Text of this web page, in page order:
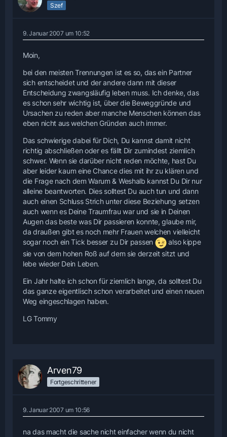
Szef
9. Januar 2007 um 10:52
Moin,
bei den meisten Trennungen ist es so, das ein Partner
sich entscheidet und der andere dann mit dieser
Entscheidung zwangsläufig leben muss. Ich denke, das
es schon sehr wichtig ist, über die Beweggründe und
Ursachen zu reden aber manche Menschen können das
eben nicht aus welchen Gründen auch immer.
Das schwierige dabei für Dich, Du kannst damit nicht
richtig abschließen oder es fällt Dir zumindest ziemlich
schwer. Wenn sie darüber nicht reden möchte, hast Du
aber leider kaum eine Chance dies mit ihr zu klären und
die Frage nach dem Warum & Weshalb kannst Du Dir nur
alleine beantworten. Dies solltest Du auch tun und dann
auch einen Schluss Strich unter diese Beziehung setzen
auch wenn es Deine Traumfrau war und sie in Deinen
Augen das beste was Dir passieren konnte, glaube mir,
da draußen gibt es noch mehr Frauen welchen vielleicht
sogar noch ein Tick besser zu Dir passen
also kippe
sie von dem hohen Roß auf dem sie derzeit sitzt und
lebe wieder Dein Leben.
Ein Jahr halte ich schon für ziemlich lange, da solltest Du
das ganze eigentlisch schon verarbeitet und einen neuen
Weg eingeschlagen haben.
LG Tommy
Arven79
Fortgeschrittener
9. Januar 2007 um 10:56
na das macht die sache nicht einfacher wenn du nicht